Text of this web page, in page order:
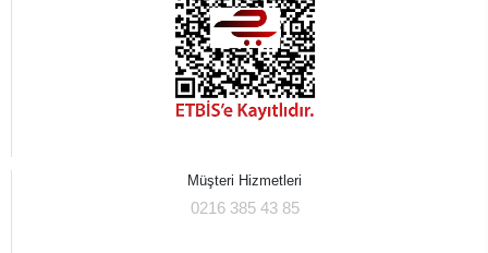
Müşteri Hizmetleri
0216 385 43 85